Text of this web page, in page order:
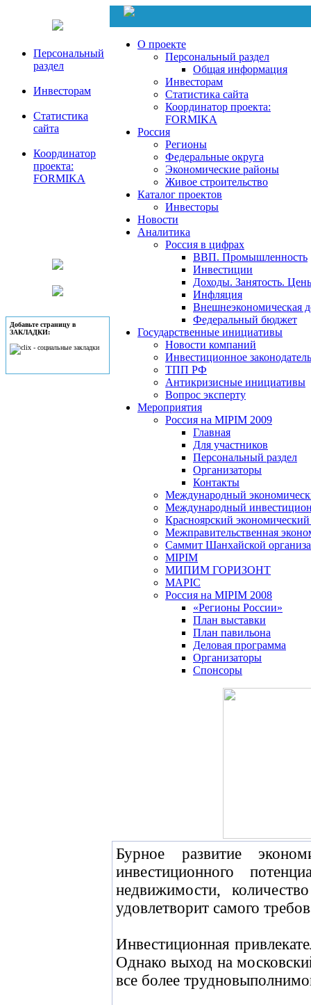
Персональный
раздел
Инвесторам
Статистика
сайта
Координатор
проекта:
FORMIKA
Добавьте страницу в
ЗАКЛАДКИ:
О проекте
Персональный раздел
Общая информация
Инвесторам
Статистика сайта
Координатор проекта:
FORMIKA
Россия
Регионы
Федеральные округа
Экономические районы
Живое строительство
Каталог проектов
Инвесторы
Новости
Аналитика
Россия в цифрах
ВВП. Промышленность
Инвестиции
Доходы. Занятость.
Инфляция
Внешнеэкономическая
Федеральный бюджет
Государственные инициативы
Новости компаний
Инвестиционное
ТПП РФ
Антикризисные инициативы
Вопрос эксперту
Мероприятия
Россия на MIPIM 2009
Главная
Для участников
Персональный раздел
Организаторы
Контакты
Международный
Международный
Красноярский
Межправительственная
Саммит Шанхайской
MIPIM
МИПИМ ГОРИЗОНТ
MAPIC
Россия на MIPIM 2008
«Регионы России»
План выставки
План павильона
Деловая программа
Организаторы
Спонсоры
Бурное развитие
инвестиционного
недвижимости,
удовлетворит самого
Инвестиционная
Однако выход на
все более